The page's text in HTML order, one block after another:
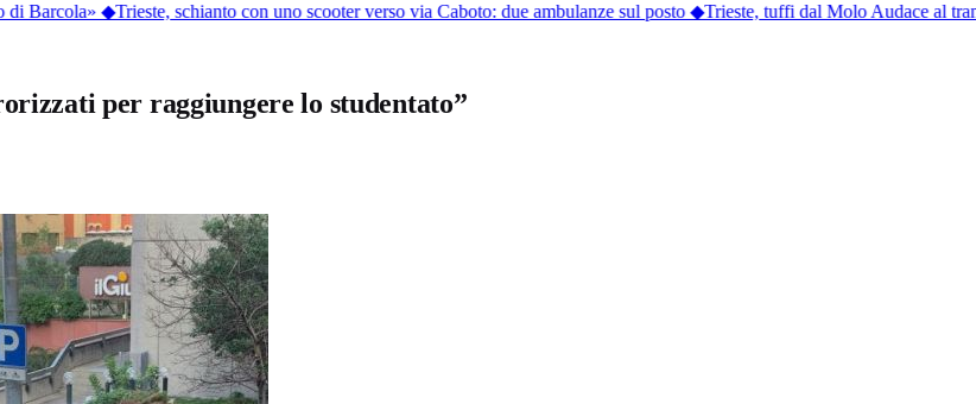
Barcola»◆ Trieste, schianto con uno scooter verso via Caboto: due ambulanze sul posto◆ Trieste, tuffi dal Molo Audace al
per raggiungere lo studentato”